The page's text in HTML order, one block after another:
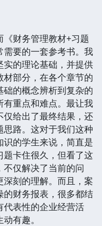
财务管理教材+习题
要的一套参考书。我
的理论基础，并提供
部分，在各个章节的
的概念辨析到复杂的
重点和难点。最让我
给出了最终结果，还
路。这对于我们这种
的学生来说，简直是
题卡住很久，但看了这
仅解决了当前的问
刻的理解。而且，案
财务报表，很多都结
代表性的企业经营活
有趣。